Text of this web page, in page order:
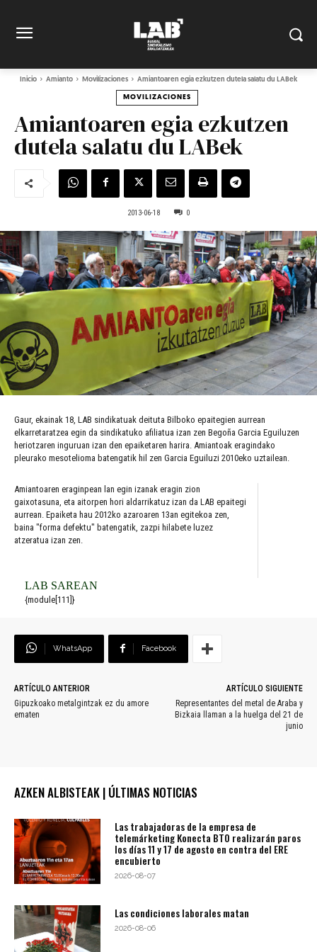
Inicio Amianto Movilizaciones Amiantoaren egia ezkutzen dutela salatu du LABek
MOVILIZACIONES
Amiantoaren egia ezkutzen
dutela salatu du LABek
2013-06-18 0
Gaur, ekainak 18, LAB sindikatuak deituta Bilboko epaitegien aurrean
elkarretaratzea egin da sindikatuko afiliatua izan zen Begoña Garcia Eguiluzen
heriotzaren inguruan izan den epaiketaren harira. Amiantoak eragindako
pleurako mesotelioma batengatik hil zen Garcia Eguiluzi 2010eko uztailean.
Amiantoaren eraginpean lan egin izanak eragin zion
gaixotasuna, eta aitorpen hori aldarrikatuz izan da LAB epaitegi
aurrean. Epaiketa hau 2012ko azaroaren 13an egitekoa zen,
baina "forma defektu" batengatik, zazpi hilabete luzez
atzeratua izan zen.
LAB SAREAN
{module[111]}
WhatsApp Facebook
ARTÍCULO ANTERIOR
Gipuzkoako metalgintzak ez du amore
ematen
ARTÍCULO SIGUIENTE
Representantes del metal de Araba y
Bizkaia llaman a la huelga del 21 de
junio
AZKEN ALBISTEAK | ÚLTIMAS NOTICIAS
Las trabajadoras de la empresa de
telemárketing Konecta BTO realizarán paros
los días 11 y 17 de agosto en contra del ERE
encubierto
2026-08-07
Las condiciones laborales matan
2026-08-06